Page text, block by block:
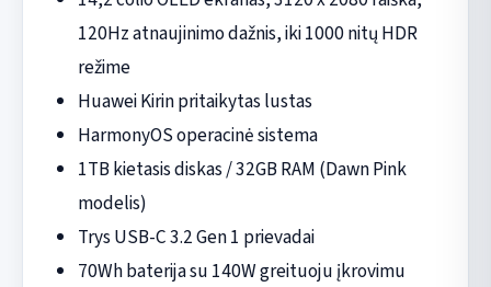
120Hz atnaujinimo dažnis, iki 1000 nitų HDR
režime
Huawei Kirin pritaikytas lustas
HarmonyOS operacinė sistema
1TB kietasis diskas / 32GB RAM (Dawn Pink
modelis)
Trys USB-C 3.2 Gen 1 prievadai
70Wh baterija su 140W greituoju įkrovimu